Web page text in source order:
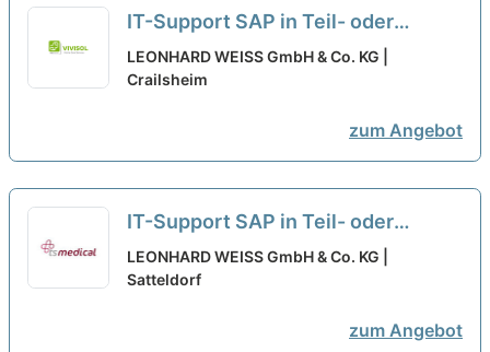
IT-Support SAP in Teil- oder
Vollzeit - auch für Quereinsteiger
(m/w/d)
LEONHARD WEISS GmbH & Co. KG |
Crailsheim
zum Angebot
IT-Support SAP in Teil- oder
Vollzeit – auch für Quereinsteiger
(m/w/d)
LEONHARD WEISS GmbH & Co. KG |
Satteldorf
zum Angebot